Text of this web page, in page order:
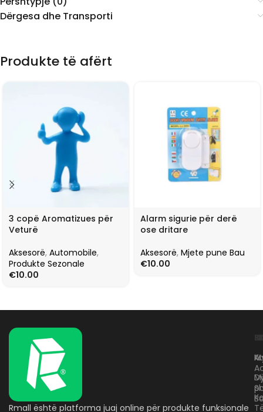
Dërgesa dhe Transporti
Produkte të afërt
3 copë Aromatizues për
Veturë
Aksesorë, Automobile,
Produkte Sezonale
€10.00
Alarm sigurie për derë
ose dritare
Aksesorë, Mjete pune Bau
€10.00
Rmall është platforma juaj online për produkte funksionale